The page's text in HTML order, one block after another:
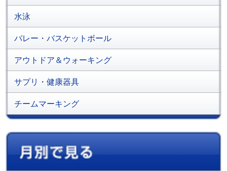
水泳
バレー・バスケットボール
アウトドア＆ウォーキング
サプリ・健康器具
チームマーキング